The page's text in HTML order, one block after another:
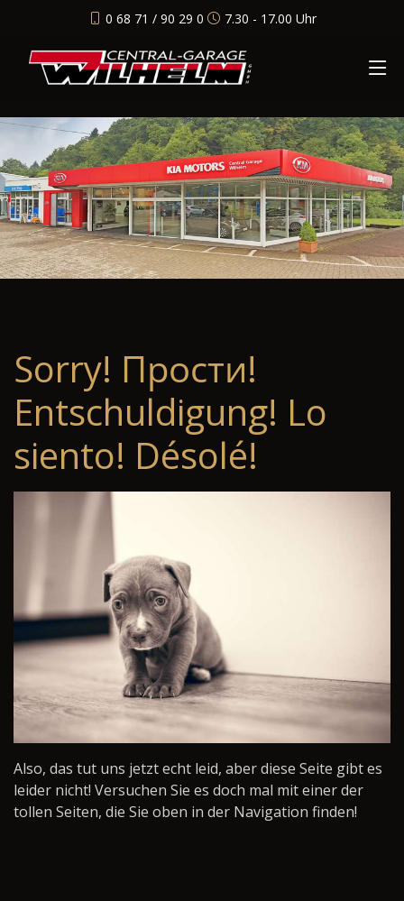
0 68 71 / 90 29 0 7.30 - 17.00 Uhr
Sorry! Прости!
Entschuldigung! Lo
siento! Désolé!
Also, das tut uns jetzt echt leid, aber diese Seite gibt es
leider nicht! Versuchen Sie es doch mal mit einer der
tollen Seiten, die Sie oben in der Navigation finden!